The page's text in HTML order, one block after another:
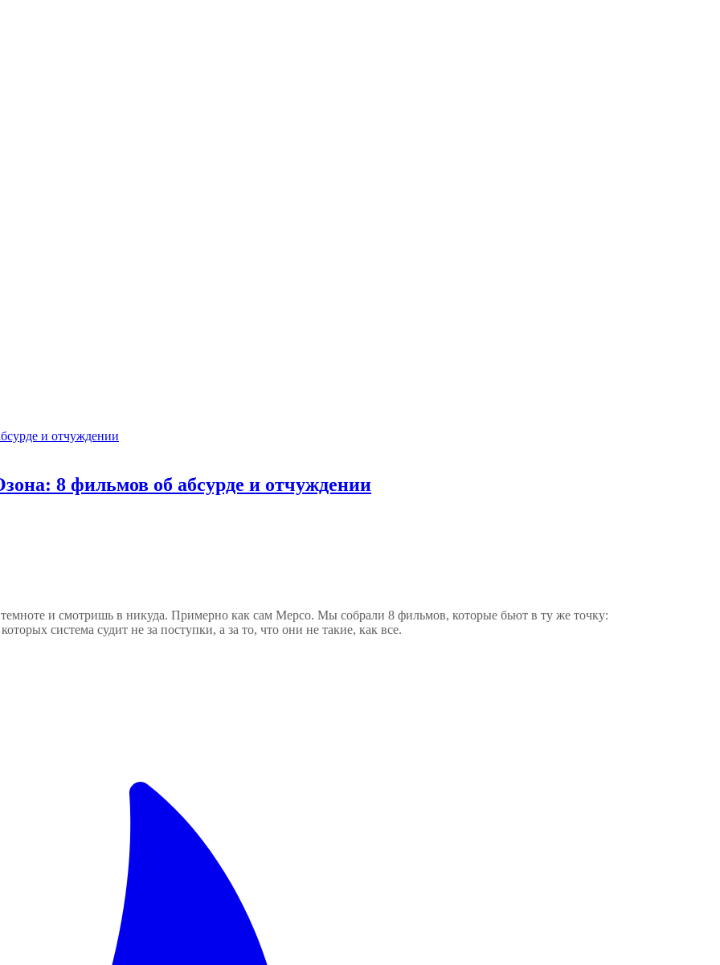
8 фильмов об абсурде и отчуждении
и смотришь в никуда. Примерно как сам Мерсо. Мы собрали 8 фильмов, которые бьют в ту же точку:
система судит не за поступки, а за то, что они не такие, как все.